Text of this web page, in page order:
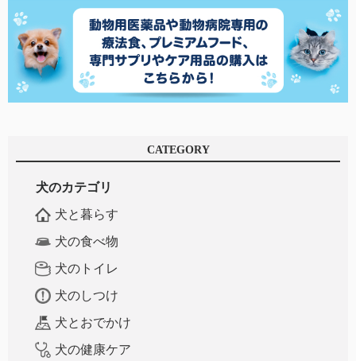
CATEGORY
犬のカテゴリ
犬と暮らす
犬の食べ物
犬のトイレ
犬のしつけ
犬とおでかけ
犬の健康ケア